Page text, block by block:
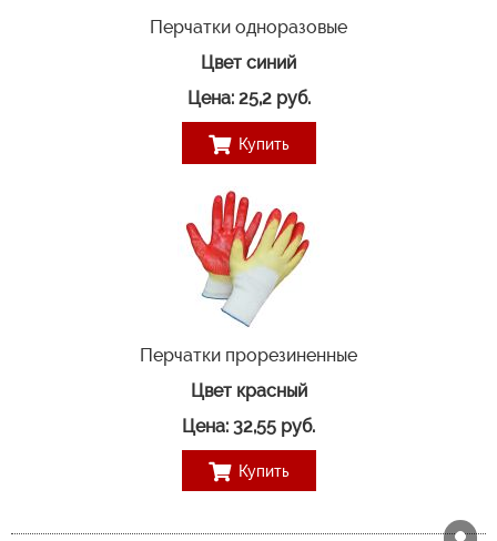
Перчатки одноразовые
Цвет синий
Цена: 25,2 руб.
Купить
Перчатки прорезиненные
Цвет красный
Цена: 32,55 руб.
Купить